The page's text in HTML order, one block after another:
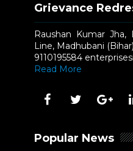
Grievance
Raushan Kumar Jha,
Line, Madhubani
9110195584
Read More
Popular News